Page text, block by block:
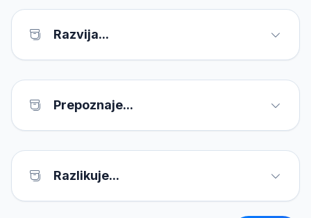
Razvija...
Prepoznaje...
Razlikuje...